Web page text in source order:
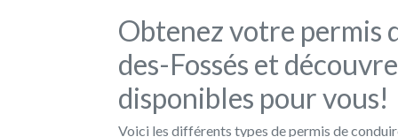
Obtenez votre permis
des-Fossés et
disponibles pour vous!
Voici les différents types de permis de